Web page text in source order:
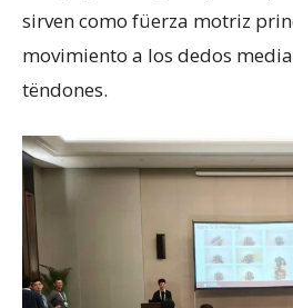
sirven como füerza motriz
movimiento a los dedos
tëndones.